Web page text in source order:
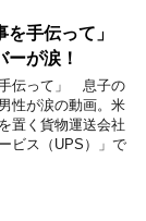
手伝って」
が涙！
手伝って」 息子の
性が涙の動画。米
置く貨物運送会社
ビス（UPS）」で